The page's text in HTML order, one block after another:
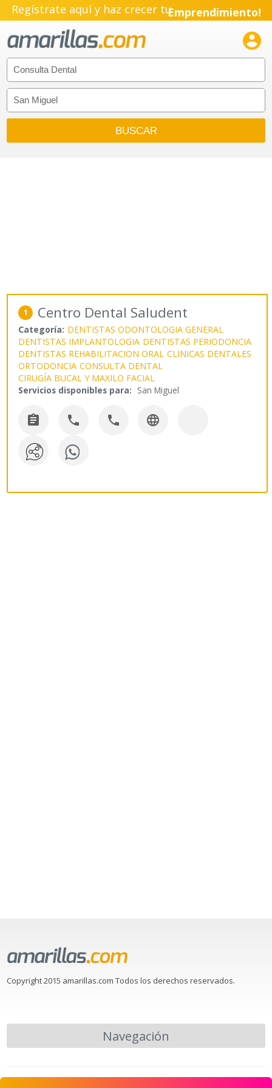
Regístrate aquí y haz crecer tuEmprendimiento!

1 Centro Dental Saludent
Categoría: DENTISTAS ODONTOLOGIA GENERAL
DENTISTAS IMPLANTOLOGIA DENTISTAS PERIODONCIA
DENTISTAS REHABILITACION ORAL CLINICAS DENTALES
ORTODONCIA CONSULTA DENTAL
CIRUGÍA BUCAL Y MAXILO FACIAL
Servicios disponibles para: San Miguel
   
Copyright 2015 amarillas.com Todos los derechos reservados.
Navegación